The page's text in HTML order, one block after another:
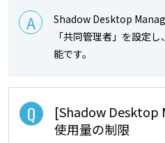
Shadow Desktop
「共同管理者」を設定
能です。
[Shadow Desktop
使用量の制限